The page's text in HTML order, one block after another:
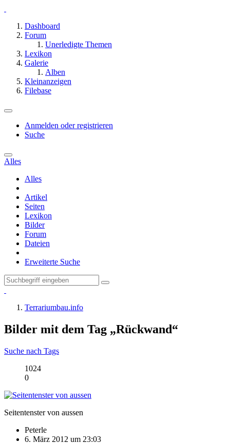
Dashboard
Forum
Unerledigte Themen
Lexikon
Galerie
Alben
Kleinanzeigen
Filebase
Anmelden oder registrieren
Suche
Alles
Alles
Artikel
Seiten
Lexikon
Bilder
Forum
Dateien
Erweiterte Suche
Terrariumbau.info
Bilder mit dem Tag „Rückwand“
Suche nach Tags
1024
0
Seitentenster von aussen
Peterle
6. März 2012 um 23:03